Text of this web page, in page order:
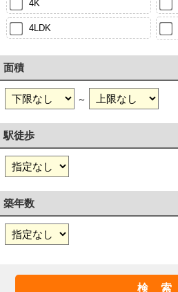
4K
4LDK
面積
～
駅徒歩
築年数